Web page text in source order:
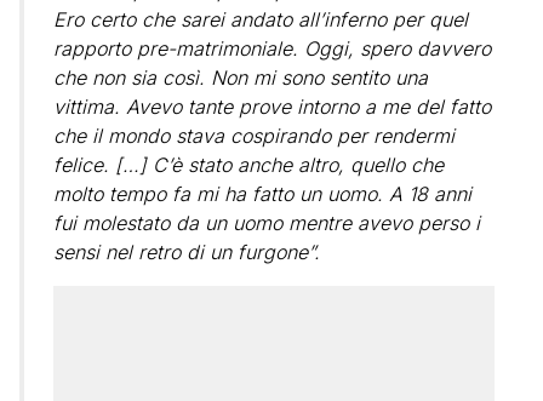
Ero certo che sarei andato all’inferno per quel
rapporto pre-matrimoniale. Oggi, spero davvero
che non sia così. Non mi sono sentito una
vittima. Avevo tante prove intorno a me del fatto
che il mondo stava cospirando per rendermi
felice. […] C’è stato anche altro, quello che
molto tempo fa mi ha fatto un uomo. A 18 anni
fui molestato da un uomo mentre avevo perso i
sensi nel retro di un furgone”.